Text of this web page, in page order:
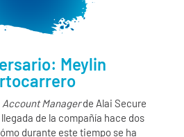
Meylin
Account Managerde Alai Secure
de la compañía hace dos
durante este tiempo se ha